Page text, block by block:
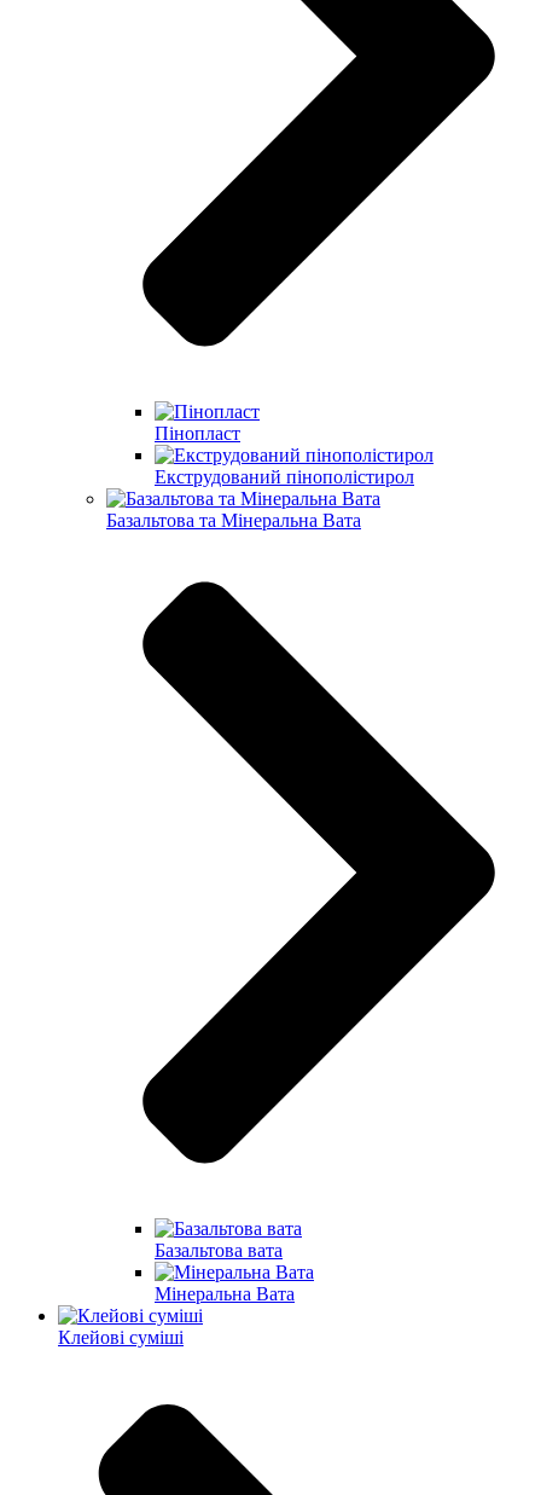
Пінопласт
Екструдований пінополістирол
Базальтова та Мінеральна Вата
Базальтова вата
Мінеральна Вата
Клейові суміші